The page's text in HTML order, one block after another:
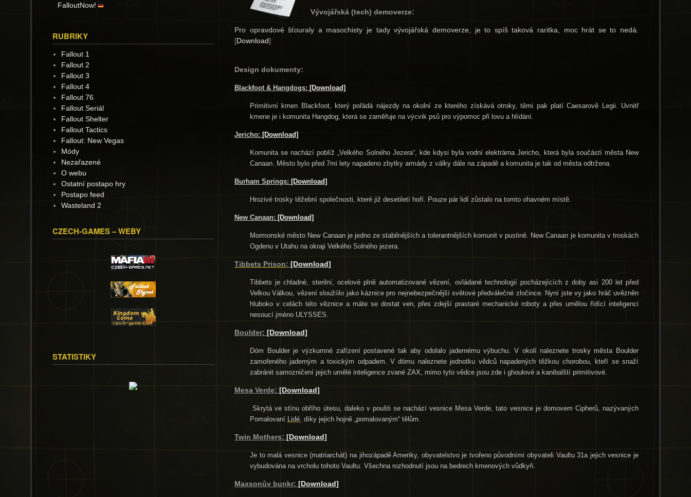
Vývojářská (tech) demoverze:
Pro opravdové šťouraly a masochisty je tady vývojářská demoverze, je to spíš taková raritka, moc hrát se to nedá.
[Download]
Design dokumenty:
Blackfoot & Hangdogs: [Download]
Primitivní kmen Blackfoot, který pořádá nájezdy na okolní ze kterého získává otroky, těmi pak platí Caesarově Legii. Uvnitř
kmene je i komunita Hangdog, která se zaměřuje na výcvik psů pro výpomoc při lovu a hlídání.
Jericho: [Download]
Komunita se nachází poblíž „Velkého Solného Jezera“, kde kdysi byla vodní elektrárna Jericho, která byla součástí města New
Canaan. Město bylo před 7mi lety napadeno zbytky armády z války dále na západě a komunita je tak od města odtržena.
Burham Springs: [Download]
Hrozivé trosky těžební společnosti, které již desetiletí hoří. Pouze pár lidí zůstalo na tomto ohavném místě.
New Canaan: [Download]
Mormonské město New Canaan je jedno ze stabilnějších a tolerantnějších komunit v pustině. New Canaan je komunita v troskách
Ogdenu v Utahu na okraji Velkého Solného jezera.
Tibbets Prison: [Download]
Tibbets je chladné, sterilní, ocelové plně automatizované vězení, ovládané technologií pocházejících z doby asi 200 let před
Velkou Válkou, vězení sloužíilo jako káznice pro nejnebezpečnější světové předválečné zločince. Nyní jste vy jako hráč uvězněn
hluboko v celách této věznice a máte se dostat ven, přes zdejší prastaré mechanické roboty a přes umělou řídící inteligenci
nesoucí jméno ULYSSES.
Boulder: [Download]
Dóm Boulder je výzkumné zařízení postavené tak aby odolalo jadernému výbuchu. V okolí naleznete trosky města Boulder
zamořeného jaderným a toxickým odpadem. V dómu naleznete jednotku vědců napadených těžkou chorobou, kteří se snaží
zabránit samozničení jejich umělé inteligence zvané ZAX, mimo tyto vědce jsou zde i ghoulové a kanibalští primitivové.
Mesa Verde: [Download]
Skrytá ve stínu obřího útesu, daleko v poušti se nachází vesnice Mesa Verde, tato vesnice je domovem Cipherů, nazývaných
Pomalovaní
Lidé , díky jejich hojně „pomalovaným“ tělům.
Twin Mothers: [Download]
Je to malá vesnice (matriarchát) na jihozápadě Ameriky, obyvatelstvo je tvořeno původními obyvateli Vaultu 31a jejich vesnice je
vybudována na vrcholu tohoto Vaultu. Všechna rozhodnutí jsou na bedrech kmenových vůdkyň.
Maxsonův bunkr: [Download]
FalloutNow!
RUBRIKY
Fallout 1
Fallout 2
Fallout 3
Fallout 4
Fallout 76
Fallout Seriál
Fallout Shelter
Fallout Tactics
Fallout: New Vegas
Módy
Nezařazené
O webu
Ostatní postapo hry
Postapo feed
Wasteland 2
CZECH-GAMES – WEBY
STATISTIKY